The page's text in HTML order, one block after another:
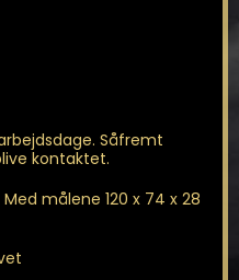
Såfremt
kontaktet.
målene 120 x 74 x 28